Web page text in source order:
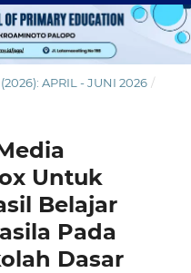
APRIL - JUNI 2026 /
Untuk
Belajar
Pada
Dasar